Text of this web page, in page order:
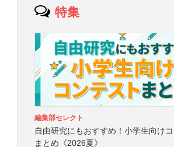
特集
編集部セレクト
自由研究にもおすすめ！小学生向け
まとめ《2026夏》